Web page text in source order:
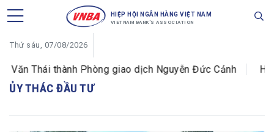
HIỆP HỘI NGÂN HÀNG VIỆT NAM
VIETNAM BANK'S ASSOCIATION
Thứ sáu, 07/08/2026
Thái thành Phòng giao dịch Nguyễn Đức Cảnh
ỦY THÁC ĐẦU TƯ